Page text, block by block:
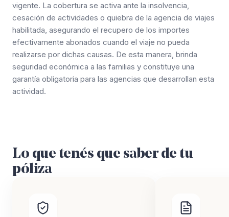
vigente. La cobertura se activa ante la insolvencia,
cesación de actividades o quiebra de la agencia de viajes
habilitada, asegurando el recupero de los importes
efectivamente abonados cuando el viaje no pueda
realizarse por dichas causas. De esta manera, brinda
seguridad económica a las familias y constituye una
garantía obligatoria para las agencias que desarrollan esta
actividad.
Lo que tenés que saber de tu
póliza